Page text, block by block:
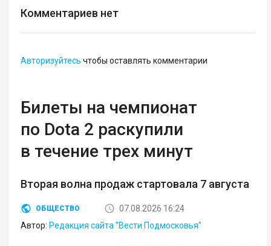
Комментариев нет
Авторизуйтесь чтобы оставлять комментарии
Билеты на чемпионат
по Dota 2 раскупили
в течение трех минут
Вторая волна продаж стартовала 7 августа
ОБЩЕСТВО
07.08.2026 16:24
Автор: Редакция сайта "Вести Подмосковья"